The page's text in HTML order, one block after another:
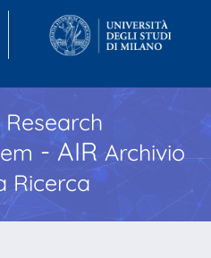
- AIR Archivio
Ricerca